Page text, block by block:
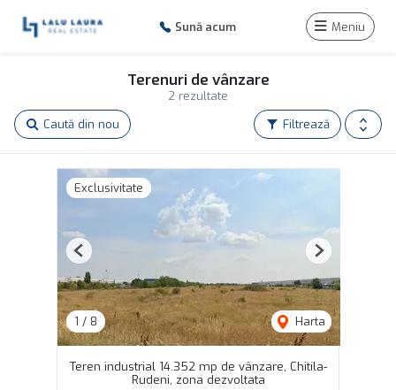
Sună acum Meniu
2 rezultate
Terenuri de vânzare
Filtrează
Caută din nou
Exclusivitate
1 / 8 Harta
Previous Next
Teren industrial 14.352 mp de vânzare, Chitila-
Rudeni, zona dezvoltata